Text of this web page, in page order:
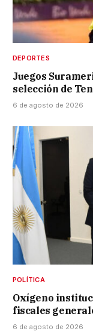
DEPORTES
Juegos
selección de
6 de agosto de 2026
POLÍTICA
Oxígeno
fiscales
6 de agosto de 2026